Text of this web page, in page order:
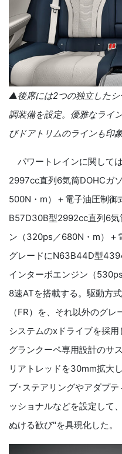
▲後席には2つの独立した
調装備を設定。優雅なライ
びドアトリムのラインも印
パワートレインに関して
2997cc直列6気筒DOHCガ
500N・m）＋電子油圧制
B57D30B型2992cc直列6気
ン（320ps／680N・m）＋
グレードにN63B44D型
インターボエンジン（
8速ATを搭載する。駆動方
（FR）を、それ以外のグ
システムのxドライブを採
グランクーペ専用設計のサ
リアトレッドを30mm拡大
ブ･ステアリングやアダプ
ッショナルなどを設定して
ぬける歓び"を具現化した。